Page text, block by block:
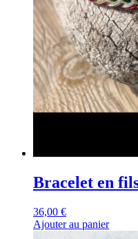
Bracelet en
36,00 €
Ajouter au panier